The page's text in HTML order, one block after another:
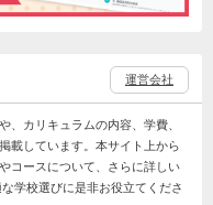
運営会社
、カリキュラムの内容、学費、
載しています。本サイト上から
コースについて、さらに詳しい
学校選びに是非お役立てくださ